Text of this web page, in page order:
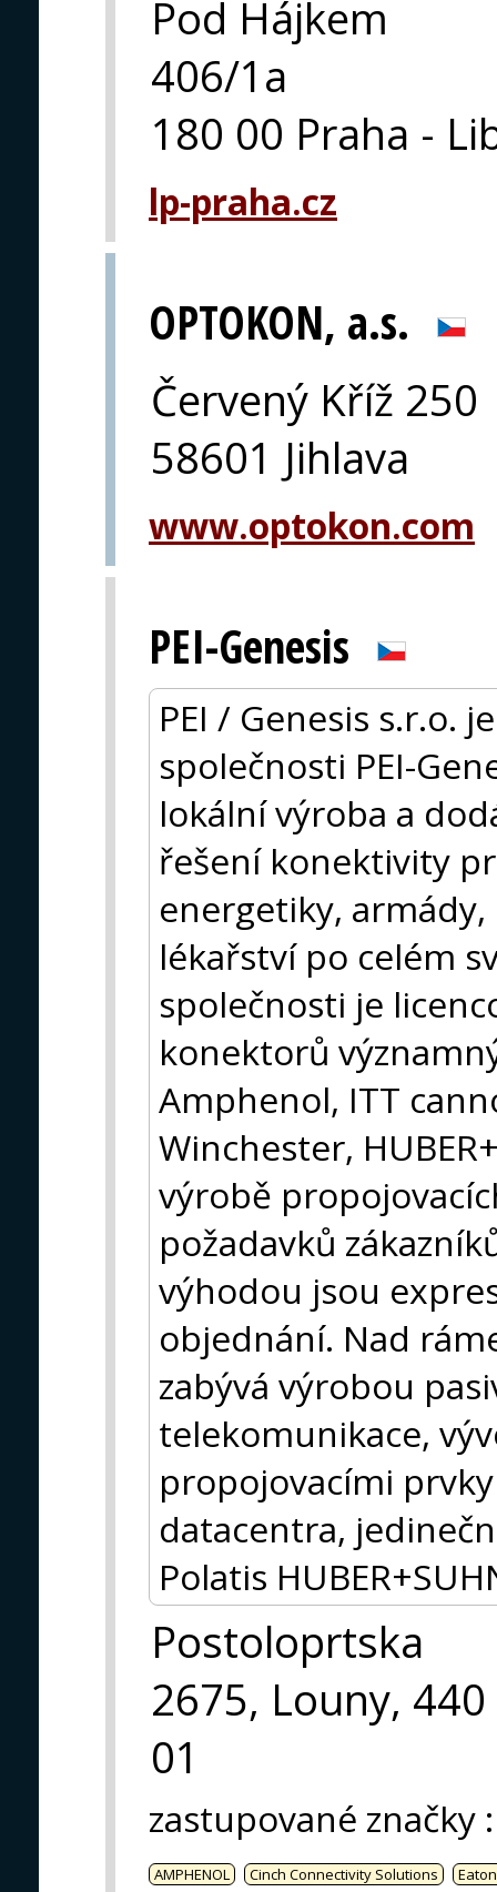
Pod Hájkem
406/1a
180 00 Praha -
lp-praha.cz
OPTOKON, a.s.
Červený Kříž 250
58601 Jihlava
www.optokon.com
PEI-Genesis
PEI / Genesis s.r.o.
společnosti PEI-
lokální výroba a
řešení konektivity
energetiky,
lékařství po celém
společnosti je
konektorů
Amphenol, ITT
Winchester,
výrobě
požadavků
výhodou jsou
objednání. Nad
zabývá výrobou
telekomunikace,
propojovacími
datacentra,
Polatis
Postoloprtska
2675, Louny, 440
01
zastupované značky :
AMPHENOL Cinch Connectivity Solutions